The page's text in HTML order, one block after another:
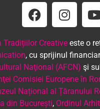
Tradițiilor Creative este o
, cu sprijinul financiar
Naţional (AFCN) şi
Comisiei Europene în
Național al Țăranului
din București, Ordinul